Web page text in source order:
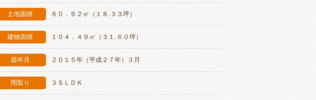
土地面積 ６０．６２㎡（１８.３３坪）
建物面積 １０４．４９㎡（３１.６０坪）
築年月 ２０１５年（平成２７年）３月
間取り ３ＳＬＤＫ